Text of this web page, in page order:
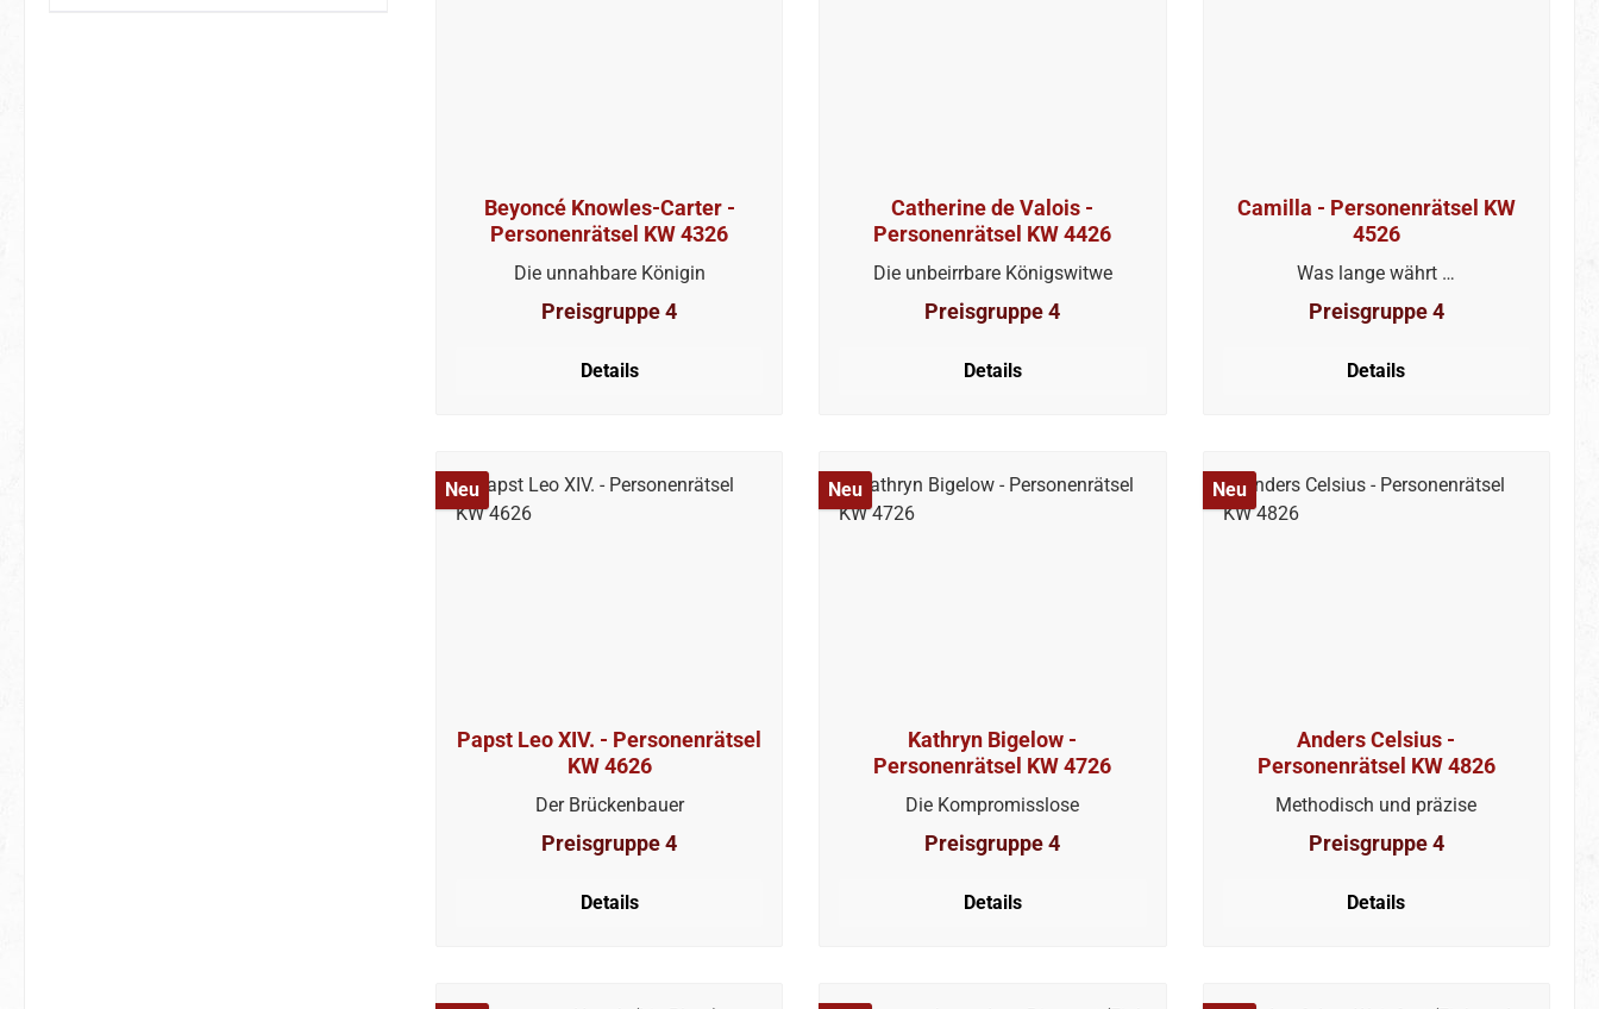
Beyoncé Knowles-Carter -
Personenrätsel KW 4326
Die unnahbare Königin
Preisgruppe 4
Details
Catherine de Valois -
Personenrätsel KW 4426
Die unbeirrbare Königswitwe
Preisgruppe 4
Details
Camilla - Personenrätsel KW
4526
Was lange währt …
Preisgruppe 4
Details
Neu
Papst Leo XIV. - Personenrätsel
KW 4626
Der Brückenbauer
Preisgruppe 4
Details
Neu
Kathryn Bigelow -
Personenrätsel KW 4726
Die Kompromisslose
Preisgruppe 4
Details
Neu
Anders Celsius -
Personenrätsel KW 4826
Methodisch und präzise
Preisgruppe 4
Details